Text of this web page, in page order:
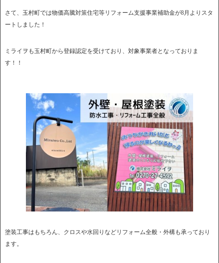
さて、玉村町では物価高騰対策住宅等リフォーム支援事業補助金が8月よりスタ
ートしました！
ミライヲも玉村町から登録認定を受けており、対象事業者となっておりま
す！！
塗装工事はもちろん、クロスや水回りなどリフォーム全般・外構も承っており
ます。